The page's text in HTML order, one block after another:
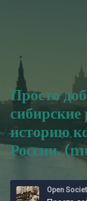
Просто
сибирские
историю
России.
Open